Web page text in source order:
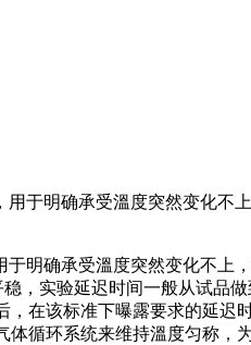
于明确承受溫度突然变化不
明确承受溫度突然变化不上
，实验延迟时间一般从试品
在该标准下曝露要求的延迟
循环系统来维持溫度匀称，